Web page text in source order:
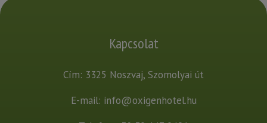
Kapcsolat
Cím: 3325 Noszvaj, Szomolyai út
E-mail: info@oxigenhotel.hu